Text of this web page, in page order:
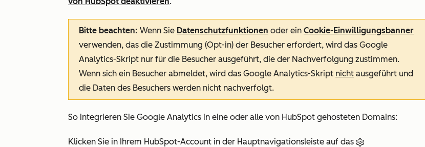
Bitte beachten: Wenn Sie Datenschutzfunktionen oder ein Cookie-Einwilligungsbanner
verwenden, das die Zustimmung (Opt-in) der Besucher erfordert, wird das Google
Analytics-Skript nur für die Besucher ausgeführt, die der Nachverfolgung zustimmen.
Wenn sich ein Besucher abmeldet, wird das Google Analytics-Skript nicht ausgeführt und
die Daten des Besuchers werden nicht nachverfolgt.
So integrieren Sie Google Analytics in eine oder alle von HubSpot gehosteten Domains:
Klicken Sie in Ihrem HubSpot-Account in der Hauptnavigationsleiste auf das